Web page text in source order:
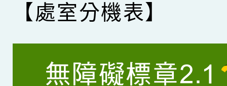
【處室分機表】